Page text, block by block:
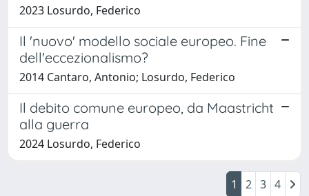
2023 Losurdo, Federico
Il 'nuovo' modello sociale europeo. Fine
dell'eccezionalismo?
2014 Cantaro, Antonio; Losurdo, Federico
Il debito comune europeo, da Maastricht
alla guerra
2024 Losurdo, Federico
1 2 3 4